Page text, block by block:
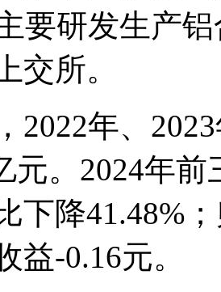
要研发生产
交所。
2022年、
元。2024年
下降41.48%
益-0.16元。